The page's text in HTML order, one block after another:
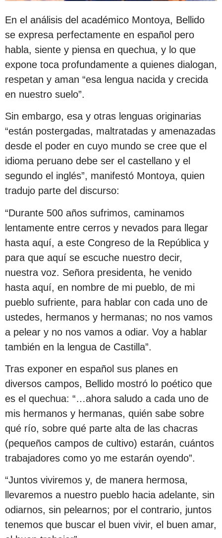
En el análisis del académico Montoya, Bellido
se expresa perfectamente en español pero
habla, siente y piensa en quechua, y lo que
expone toca profundamente a quienes dialogan,
respetan y aman “esa lengua nacida y crecida
en nuestro suelo”.
Sin embargo, esa y otras lenguas originarias
“están postergadas, maltratadas y amenazadas
desde el poder en cuyo mundo se cree que el
idioma peruano debe ser el castellano y el
segundo el inglés”, manifestó Montoya, quien
tradujo parte del discurso:
“Durante 500 años sufrimos, caminamos
lentamente entre cerros y nevados para llegar
hasta aquí, a este Congreso de la República y
para que aquí se escuche nuestro decir,
nuestra voz. Señora presidenta, he venido
hasta aquí, en nombre de mi pueblo, de mi
pueblo sufriente, para hablar con cada uno de
ustedes, hermanos y hermanas; no nos vamos
a pelear y no nos vamos a odiar. Voy a hablar
también en la lengua de Castilla”.
Tras exponer en español sus planes en
diversos campos, Bellido mostró lo poético que
es el quechua: “…ahora saludo a cada uno de
mis hermanos y hermanas, quién sabe sobre
qué río, sobre qué parte alta de las chacras
(pequeños campos de cultivo) estarán, cuántos
trabajadores como yo me estarán oyendo”.
“Juntos viviremos y, de manera hermosa,
llevaremos a nuestro pueblo hacia adelante, sin
odiarnos, sin pelearnos; por el contrario, juntos
tenemos que buscar el buen vivir, el buen amar,